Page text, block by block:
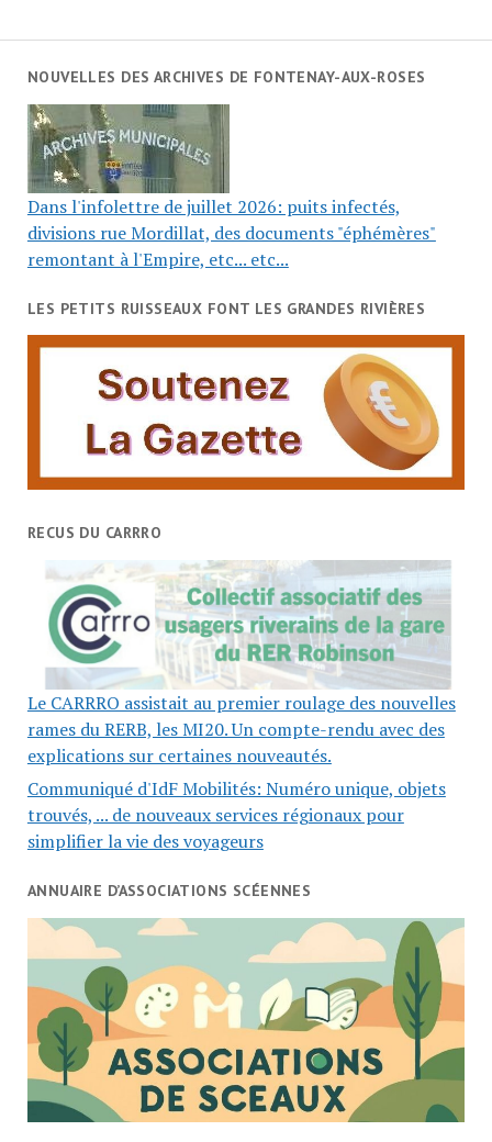
NOUVELLES DES ARCHIVES DE FONTENAY-AUX-ROSES
Dans l'infolettre de juillet 2026: puits infectés,
divisions rue Mordillat, des documents "éphémères"
remontant à l'Empire, etc... etc...
LES PETITS RUISSEAUX FONT LES GRANDES RIVIÈRES
RECUS DU CARRRO
Le CARRRO assistait au premier roulage des nouvelles
rames du RERB, les MI20. Un compte-rendu avec des
explications sur certaines nouveautés.
Communiqué d'IdF Mobilités: Numéro unique, objets
trouvés, ... de nouveaux services régionaux pour
simplifier la vie des voyageurs
ANNUAIRE D’ASSOCIATIONS SCÉENNES